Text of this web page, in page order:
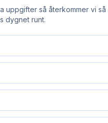
uppgifter så återkommer vi
dygnet runt.